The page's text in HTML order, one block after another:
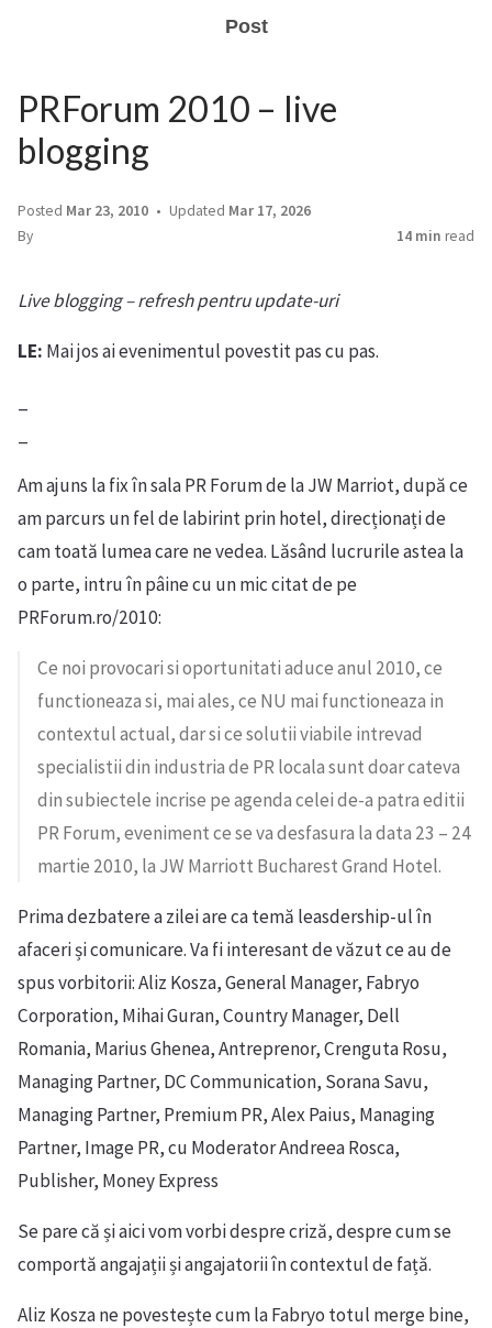
Post
PRForum 2010 – live
blogging
Posted Mar 23, 2010 Updated Mar 17, 2026
By
14 min read
Live blogging – refresh pentru update-uri
LE: Mai jos ai evenimentul povestit pas cu pas.
Am ajuns la fix în sala PR Forum de la JW Marriot, după ce
am parcurs un fel de labirint prin hotel, direcționați de
cam toată lumea care ne vedea. Lăsând lucrurile astea la
o parte, intru în pâine cu un mic citat de pe
PRForum.ro/2010:
Ce noi provocari si oportunitati aduce anul 2010, ce
functioneaza si, mai ales, ce NU mai functioneaza in
contextul actual, dar si ce solutii viabile intrevad
specialistii din industria de PR locala sunt doar cateva
din subiectele incrise pe agenda celei de-a patra editii
PR Forum, eveniment ce se va desfasura la data 23 – 24
martie 2010, la JW Marriott Bucharest Grand Hotel.
Prima dezbatere a zilei are ca temă leasdership-ul în
afaceri și comunicare. Va fi interesant de văzut ce au de
spus vorbitorii: Aliz Kosza, General Manager, Fabryo
Corporation, Mihai Guran, Country Manager, Dell
Romania, Marius Ghenea, Antreprenor, Crenguta Rosu,
Managing Partner, DC Communication, Sorana Savu,
Managing Partner, Premium PR, Alex Paius, Managing
Partner, Image PR, cu Moderator Andreea Rosca,
Publisher, Money Express
Se pare că și aici vom vorbi despre criză, despre cum se
comportă angajații și angajatorii în contextul de față.
Aliz Kosza ne povestește cum la Fabryo totul merge bine,